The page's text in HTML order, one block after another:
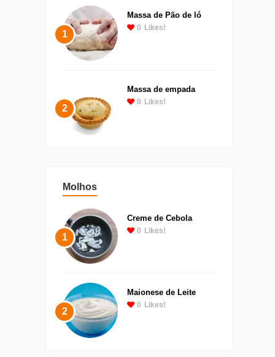
1
Massa de Pão de ló
0 Likes!
2
Massa de empada
0 Likes!
Molhos
1
Creme de Cebola
0 Likes!
2
Maionese de Leite
0 Likes!